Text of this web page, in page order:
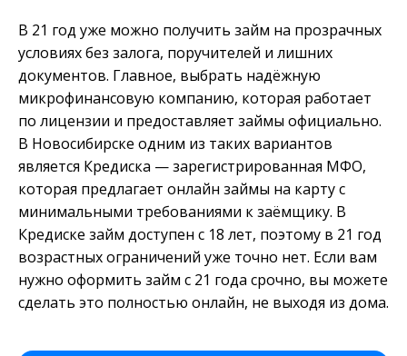
В 21 год уже можно получить займ на прозрачных
условиях без залога, поручителей и лишних
документов. Главное, выбрать надёжную
микрофинансовую компанию, которая работает
по лицензии и предоставляет займы официально.
В Новосибирске одним из таких вариантов
является Кредиска — зарегистрированная МФО,
которая предлагает онлайн займы на карту с
минимальными требованиями к заёмщику. В
Кредиске займ доступен с 18 лет, поэтому в 21 год
возрастных ограничений уже точно нет. Если вам
нужно оформить займ с 21 года срочно, вы можете
сделать это полностью онлайн, не выходя из дома.